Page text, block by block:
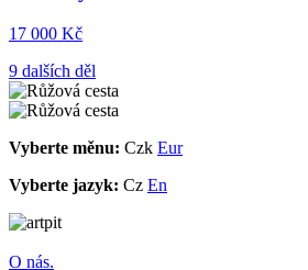
17 000 Kč
9 dalších děl
Vyberte měnu: Czk Eur
Vyberte jazyk: Cz En
O nás.